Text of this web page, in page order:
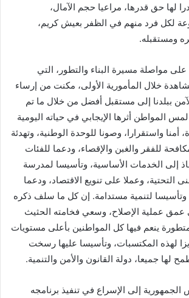
لها حق قدرها، مراعيا حجم الآمال،
لكل فرد منهم في الظفر بعيش كريم،
ومستقبله.
مواصلة مسيرة البناء والتطور، التي
خلال المأمورية الأولى، مكنت من إرساء
ببلدنا إلى مستقبل أفضل من خلال ما تم
المواطن أثرها الإيجابي في حياته اليومية
واستقرارا، وصونا للوحدة الوطنية، وتهدئة
للفقر والغبن والإقصاء، ودعما للفئات
إلى الخدمات الأساسية، وتأسيسا لمدرسة
التحتية، وعملا على تنويع الاقتصاد، ودعما
وتأسيسا لتنمية مستدامة. إن كل ما سلف ذكره
عملية الإصلاح، وسعي فخامته الحثيث
متطورة ينعم فيها كل المواطنين بأعلى مستويات
لهذه المكتسبات، وتأسيسا عليها رسخت
لها جميعا، دولة القانون والأمن والتنمية.
الجمهورية إلى الإسراع في تنفيذ برنامجه